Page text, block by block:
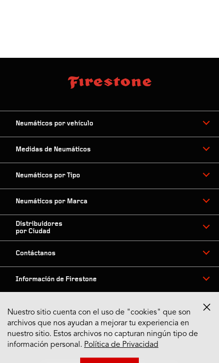
Neumáticos por vehículo
Medidas de Neumáticos
Neumáticos por Tipo
Neumáticos por Marca
Distribuidores
por Ciudad
Contáctanos
Información de Firestone
Síguenos en Redes
Nuestro sitio cuenta con el uso de "cookies" que son
archivos que nos ayudan a mejorar tu experiencia en
nuestro sitio. Estos archivos no capturan ningún tipo de
información personal. Política de Privacidad